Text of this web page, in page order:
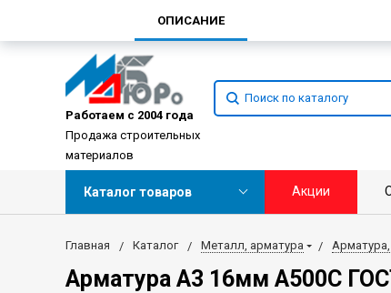
Работаем с 2004 года
Продажа строительных
материалов
Каталог товаров Акции
Главная Каталог Металл, арматура
Арматура А3 16мм А500С
ОПИСАНИЕ